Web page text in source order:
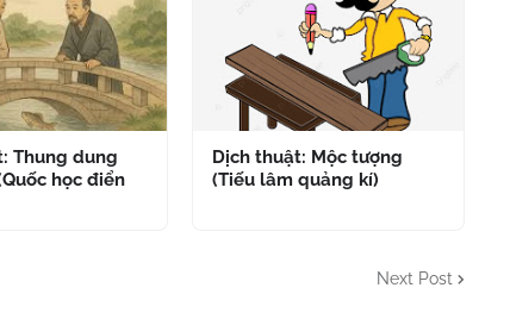
Thung dung
học điển
Dịch thuật: Mộc tượng
(Tiếu lâm quảng kí)
Next Post